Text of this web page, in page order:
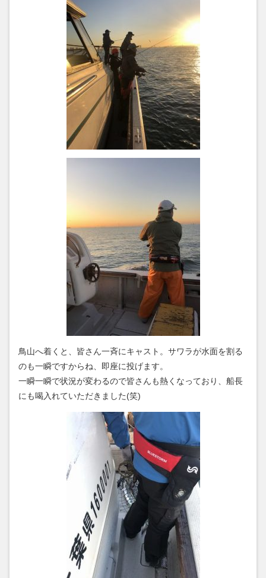
鳥山へ着くと、皆さん一斉にキャスト。サワラが水面を割る
のも一瞬ですからね、即座に投げます。
一瞬一瞬で状況が変わるので皆さんも熱くなっており、船長
にも喝入れていただきました(笑)